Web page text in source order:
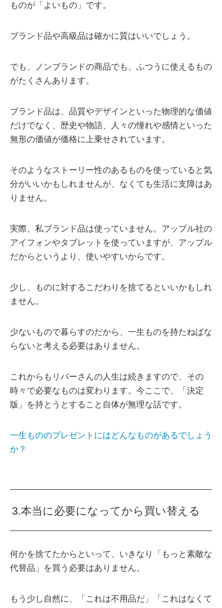
ものが「よいもの」です。
ブランド品や高級品は確かに質はいいでしょう。
でも、ノンブランドの商品でも、ふつうに使えるもの
がたくさんあります。
ブランド品は、品質やデザインといった物理的な価値
だけでなく、歴史や物語、人々の憧れや感情といった
無形の価値が価格に上乗せされています。
そのようなストーリー性のあるものを使っていると気
分がいいかもしれませんが、なくても生活に支障はあ
りません。
実際、私ブランド品は使っていません。アップル社の
アイフォンやタブレットを使っていますが、アップル
だからというより、使いやすいからです。
少し、ものに対するこだわりを捨てるといいかもしれ
ません。
少ないもので暮らすのだから、一生ものを持たねばな
らないと考える必要はありません。
これからもリバーさんの人生は続きますので、その
時々で必要なものは変わります。今ここで、「決定
版」を持とうとすること自体が無理な話です。
一生もののプレゼントにはどんなものがあるでしょう
か？
3.本当に必要になってから買い替える
何かを捨てたからといって、いきなり「もっと素敵な
代替品」を買う必要はありません。
もう少し自然に、「これは不用品だ」「これはなくて